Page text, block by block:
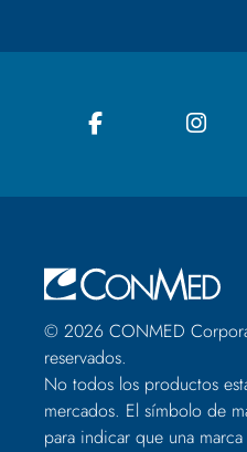
© 2026 CONMED
reservados.
No todos los productos
mercados. El símbolo de
para indicar que una